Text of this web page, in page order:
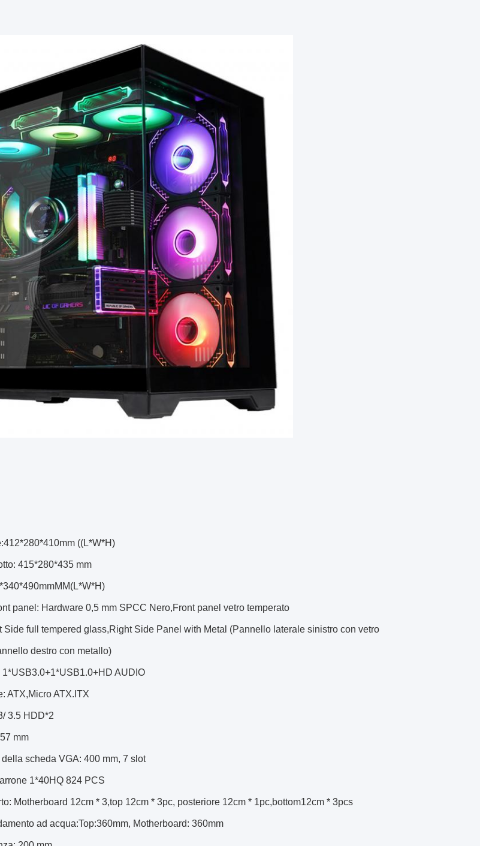
((L*W*H)
415*280*435 mm
panel: Hardware 0,5 mm SPCC Nero,Front panel vetro temperato
Side full tempered glass,Right Side Panel with Metal (Pannello laterale sinistro con vetro
destro con metallo)
AUDIO
ATX,Micro ATX.ITX
3.5 HDD*2
mm
scheda VGA: 400 mm, 7 slot
1*40HQ 824 PCS
Motherboard 12cm * 3,top 12cm * 3pc, posteriore 12cm * 1pc,bottom12cm * 3pcs
ad acqua:Top:360mm, Motherboard: 360mm